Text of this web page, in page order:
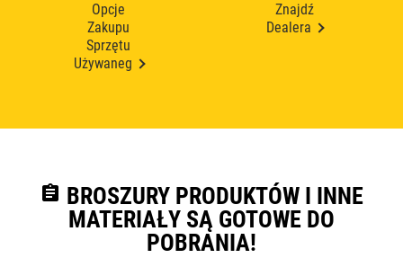
Opcje
Zakupu
Sprzętu
Używaneg
Znajdź
Dealera
assignment BROSZURY PRODUKTÓW I INNE
MATERIAŁY SĄ GOTOWE DO
POBRANIA!